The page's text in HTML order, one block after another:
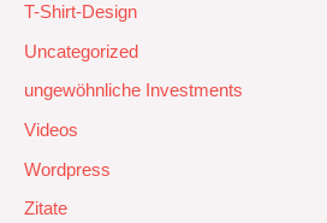
T-Shirt-Design
Uncategorized
ungewöhnliche Investments
Videos
Wordpress
Zitate